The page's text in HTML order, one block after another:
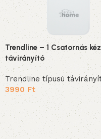
Trendline – 1 Csatornás
távirányító
Trendline típusú
3990 Ft
Kosárba teszem